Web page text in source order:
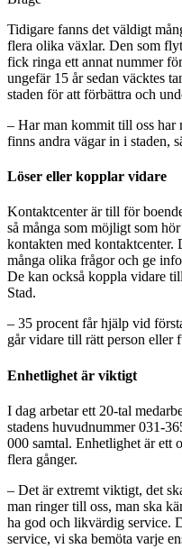
Tidigare fanns det väldigt
flera olika växlar. Den som
fick ringa ett annat nummer
ungefär 15 år sedan väcktes
staden för att förbättra och
– Har man kommit till oss har
finns andra vägar in i staden,
Löser eller kopplar vidare
Kontaktcenter är till för
så många som möjligt som
kontakten med kontaktcenter.
många olika frågor och ge
De kan också koppla vidare
Stad.
– 35 procent får hjälp vid
går vidare till rätt person eller
Enhetlighet är viktigt
I dag arbetar ett 20-tal
stadens huvudnummer 031-
000 samtal. Enhetlighet är ett
flera gånger.
– Det är extremt viktigt, det
man ringer till oss, man ska
ha god och likvärdig service.
service, vi ska bemöta varje